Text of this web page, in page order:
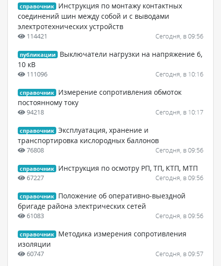
справочник
Инструкция по монтажу контактных
соединений шин между собой и с выводами
электротехнических устройств
114421 Сегодня, в 09:56
публикации
Выключатели нагрузки на напряжение 6,
10 кВ
111096 Сегодня, в 10:16
справочник
Измерение сопротивления обмоток
постоянному току
94218 Сегодня, в 10:17
справочник Эксплуатация, хранение и
транспортировка кислородных баллонов
76808 Сегодня, в 09:56
справочник Инструкция по осмотру РП, ТП, КТП, МТП
67227 Сегодня, в 09:56
справочник
Положение об оперативно-выездной
бригаде района электрических сетей
61083 Сегодня, в 09:56
справочник
Методика измерения сопротивления
изоляции
60747 Сегодня, в 09:57